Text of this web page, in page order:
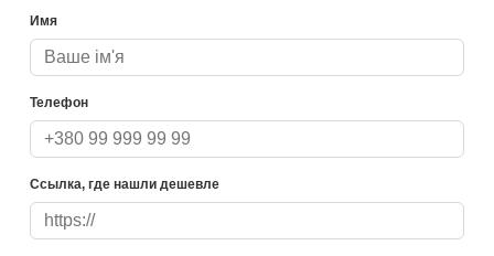
Имя
Телефон
Ссылка, где нашли дешевле